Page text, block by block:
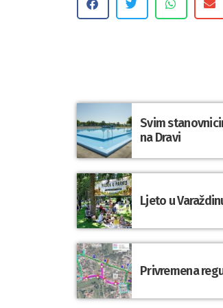
Svim
na Dravi
Ljeto u
Privremena